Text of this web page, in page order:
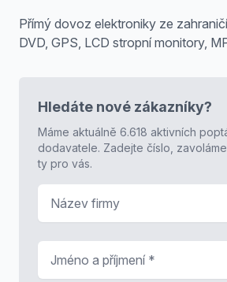
Přímý dovoz elektroniky ze
DVD, GPS, LCD stropní monitory,
Hledáte nové zákazníky?
Máme aktuálně 6.618 aktivních
dodavatele. Zadejte číslo,
ty pro vás.